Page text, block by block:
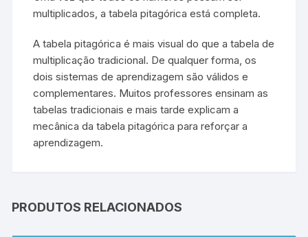
multiplicados, a tabela pitagórica está completa.
A tabela pitagórica é mais visual do que a tabela de
multiplicação tradicional. De qualquer forma, os
dois sistemas de aprendizagem são válidos e
complementares. Muitos professores ensinam as
tabelas tradicionais e mais tarde explicam a
mecânica da tabela pitagórica para reforçar a
aprendizagem.
PRODUTOS RELACIONADOS